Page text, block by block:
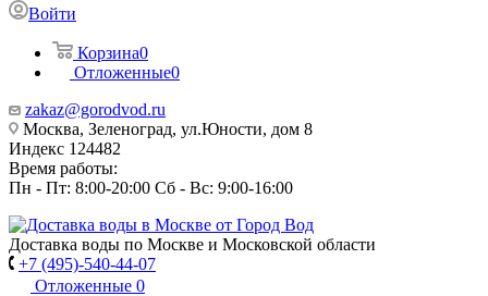
Войти
Корзина0
Отложенные0
zakaz@gorodvod.ru
Москва, Зеленоград, ул.Юности, дом 8
Индекс 124482
Время работы:
Пн - Пт: 8:00-20:00 Сб - Вс: 9:00-16:00
Доставка воды по Москве и Московской области
+7 (495)-540-44-07
Отложенные 0